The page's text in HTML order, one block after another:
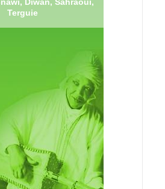
Terguie